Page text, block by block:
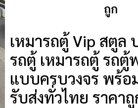
ถูก
เหมารถตู้ Vip สตูล
รถตู้ เหมารถตู้ รถ
แบบครบวงจร พร้อ
รับส่งทั่วไทย ราคาถู